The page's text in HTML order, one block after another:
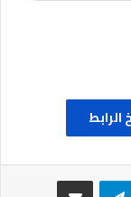
تيلقرام